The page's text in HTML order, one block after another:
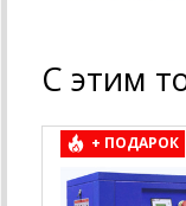
С этим
+ ПОДАРОК